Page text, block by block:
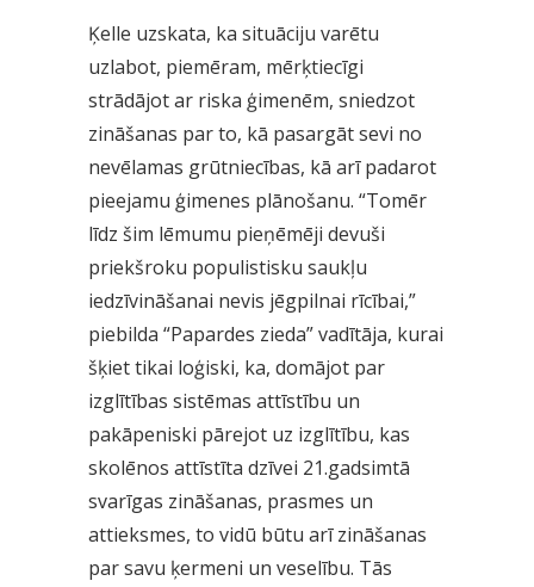
Ķelle uzskata, ka situāciju varētu
uzlabot, piemēram, mērķtiecīgi
strādājot ar riska ģimenēm, sniedzot
zināšanas par to, kā pasargāt sevi no
nevēlamas grūtniecības, kā arī padarot
pieejamu ģimenes plānošanu. “Tomēr
līdz šim lēmumu pieņēmēji devuši
priekšroku populistisku saukļu
iedzīvināšanai nevis jēgpilnai rīcībai,”
piebilda “Papardes zieda” vadītāja, kurai
šķiet tikai loģiski, ka, domājot par
izglītības sistēmas attīstību un
pakāpeniski pārejot uz izglītību, kas
skolēnos attīstīta dzīvei 21.gadsimtā
svarīgas zināšanas, prasmes un
attieksmes, to vidū būtu arī zināšanas
par savu ķermeni un veselību. Tās